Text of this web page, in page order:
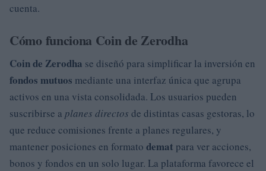
cuenta.
Cómo funciona Coin de Zerodha
Coin de Zerodha se diseñó para simplificar la inversión en
fondos mutuos mediante una interfaz única que agrupa
activos en una vista consolidada. Los usuarios pueden
suscribirse a planes directos de distintas casas gestoras, lo
que reduce comisiones frente a planes regulares, y
mantener posiciones en formato demat para ver acciones,
bonos y fondos en un solo lugar. La plataforma favorece el